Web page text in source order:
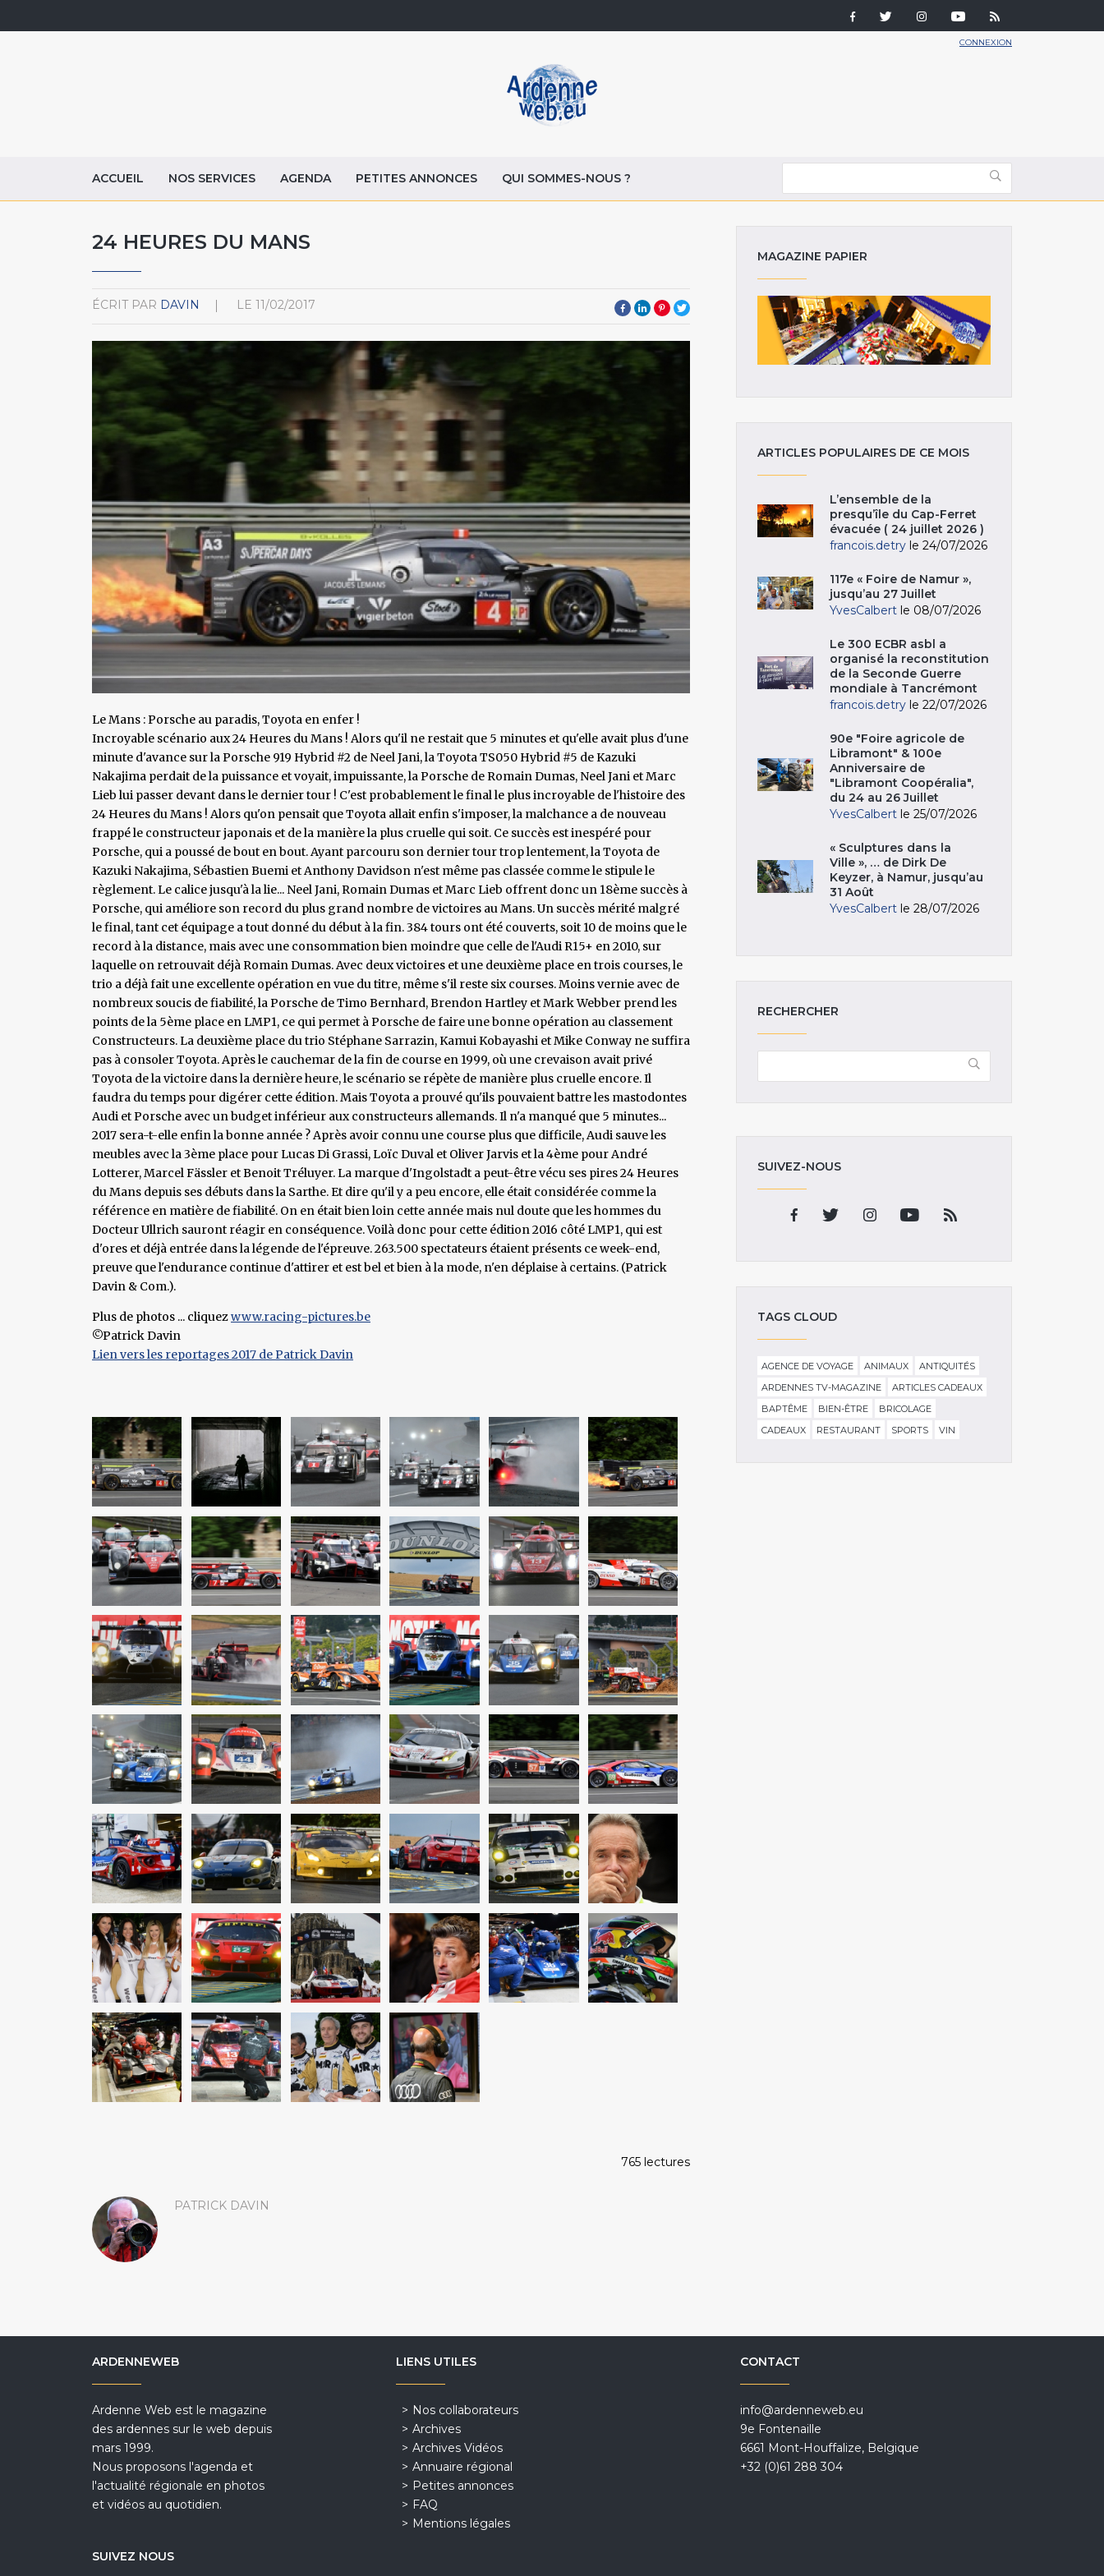
CONNEXION
ACCUEIL NOS SERVICES AGENDA PETITES ANNONCES QUI SOMMES-NOUS ?
24 HEURES DU MANS
ÉCRIT PAR DAVIN LE 11/02/2017
Le Mans : Porsche au paradis, Toyota en enfer !
Incroyable scénario aux 24 Heures du Mans ! Alors qu'il ne restait que 5 minutes et qu'elle avait plus d'une
minute d'avance sur la Porsche 919 Hybrid #2 de Neel Jani, la Toyota TS050 Hybrid #5 de Kazuki
Nakajima perdait de la puissance et voyait, impuissante, la Porsche de Romain Dumas, Neel Jani et Marc
Lieb lui passer devant dans le dernier tour ! C'est probablement le final le plus incroyable de l'histoire des
24 Heures du Mans ! Alors qu'on pensait que Toyota allait enfin s'imposer, la malchance a de nouveau
frappé le constructeur japonais et de la manière la plus cruelle qui soit. Ce succès est inespéré pour
Porsche, qui a poussé de bout en bout. Ayant parcouru son dernier tour trop lentement, la Toyota de
Kazuki Nakajima, Sébastien Buemi et Anthony Davidson n'est même pas classée comme le stipule le
règlement. Le calice jusqu'à la lie... Neel Jani, Romain Dumas et Marc Lieb offrent donc un 18ème succès à
Porsche, qui améliore son record du plus grand nombre de victoires au Mans. Un succès mérité malgré
le final, tant cet équipage a tout donné du début à la fin. 384 tours ont été couverts, soit 10 de moins que le
record à la distance, mais avec une consommation bien moindre que celle de l'Audi R15+ en 2010, sur
laquelle on retrouvait déjà Romain Dumas. Avec deux victoires et une deuxième place en trois courses, le
trio a déjà fait une excellente opération en vue du titre, même s'il reste six courses. Moins vernie avec de
nombreux soucis de fiabilité, la Porsche de Timo Bernhard, Brendon Hartley et Mark Webber prend les
points de la 5ème place en LMP1, ce qui permet à Porsche de faire une bonne opération au classement
Constructeurs. La deuxième place du trio Stéphane Sarrazin, Kamui Kobayashi et Mike Conway ne suffira
pas à consoler Toyota. Après le cauchemar de la fin de course en 1999, où une crevaison avait privé
Toyota de la victoire dans la dernière heure, le scénario se répète de manière plus cruelle encore. Il
faudra du temps pour digérer cette édition. Mais Toyota a prouvé qu'ils pouvaient battre les mastodontes
Audi et Porsche avec un budget inférieur aux constructeurs allemands. Il n'a manqué que 5 minutes...
2017 sera-t-elle enfin la bonne année ? Après avoir connu une course plus que difficile, Audi sauve les
meubles avec la 3ème place pour Lucas Di Grassi, Loïc Duval et Oliver Jarvis et la 4ème pour André
Lotterer, Marcel Fässler et Benoit Tréluyer. La marque d'Ingolstadt a peut-être vécu ses pires 24 Heures
du Mans depuis ses débuts dans la Sarthe. Et dire qu'il y a peu encore, elle était considérée comme la
référence en matière de fiabilité. On en était bien loin cette année mais nul doute que les hommes du
Docteur Ullrich sauront réagir en conséquence. Voilà donc pour cette édition 2016 côté LMP1, qui est
d'ores et déjà entrée dans la légende de l'épreuve. 263.500 spectateurs étaient présents ce week-end,
preuve que l'endurance continue d'attirer et est bel et bien à la mode, n'en déplaise à certains. (Patrick
Davin & Com.).
Plus de photos ... cliquezwww.racing-pictures.be
©Patrick Davin
Lien vers les reportages 2017 de Patrick Davin
765 lectures
PATRICK DAVIN
MAGAZINE PAPIER
ARTICLES POPULAIRES DE CE MOIS
L’ensemble de la
presqu’île du Cap-Ferret
évacuée ( 24 juillet 2026 )
francois.detry le 24/07/2026
117e « Foire de Namur »,
jusqu’au 27 Juillet
YvesCalbert le 08/07/2026
Le 300 ECBR asbl a
organisé la reconstitution
de la Seconde Guerre
mondiale à Tancrémont
francois.detry le 22/07/2026
90e "Foire agricole de
Libramont" & 100e
Anniversaire de
"Libramont Coopéralia",
du 24 au 26 Juillet
YvesCalbert le 25/07/2026
« Sculptures dans la
Ville », … de Dirk De
Keyzer, à Namur, jusqu’au
31 Août
YvesCalbert le 28/07/2026
RECHERCHER
SUIVEZ-NOUS
TAGS CLOUD
AGENCE DE VOYAGE ANIMAUX
ANTIQUITÉS
ARDENNES TV-MAGAZINE
ARTICLES CADEAUX
BAPTÊME
BIEN-ÊTRE
BRICOLAGE
CADEAUX
RESTAURANT SPORTS VIN
ARDENNEWEB
Ardenne Web est le magazine
des ardennes sur le web depuis
mars 1999.
Nous proposons l'agenda et
l'actualité régionale en photos
et vidéos au quotidien.
SUIVEZ NOUS
LIENS UTILES
Nos collaborateurs
Archives
Archives Vidéos
Annuaire régional
Petites annonces
FAQ
Mentions légales
CONTACT
info@ardenneweb.eu
9e Fontenaille
6661 Mont-Houffalize, Belgique
+32 (0)61 288 304